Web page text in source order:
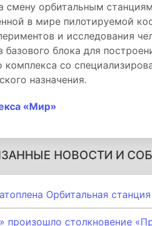
орбитальным
в мире пилотируемой
и исследования
блока для
со
назначения.
«Мир»
НОВОСТИ И
Орбитальная
произошло столкновение